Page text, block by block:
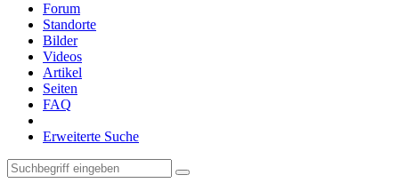
Forum
Standorte
Bilder
Videos
Artikel
Seiten
FAQ
Erweiterte Suche